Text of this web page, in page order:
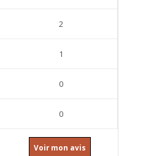
2
1
0
0
Voir mon avis